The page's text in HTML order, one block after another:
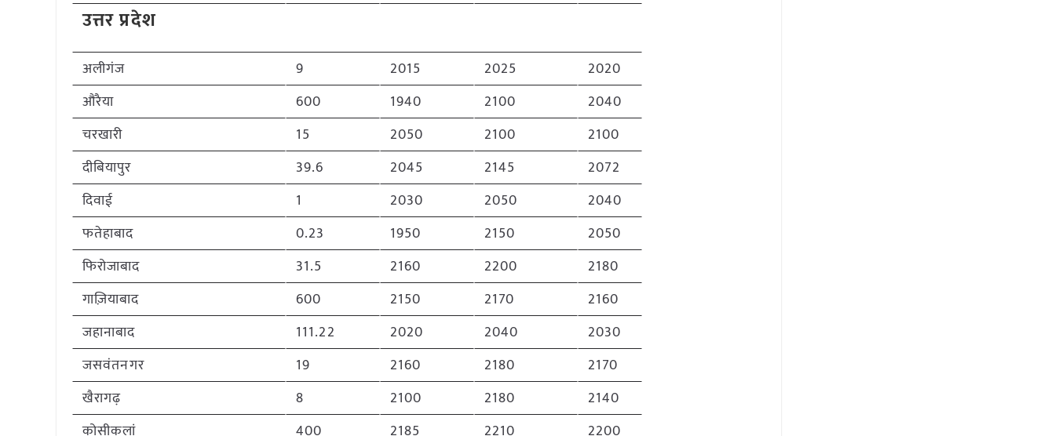
उत्तर प्रदेश
अलीगंज 9 2015 2025
2020
औरैया
600 1940 2100
2040
चरखारी
15 2050 2100
2100
दीबियापुर
39.6 2045 2145
2072
दिवाई
1 2030 2050
2040
फतेहाबाद
0.23 1950 2150
2050
फिरोजाबाद
31.5 2160 2200
2180
गाज़ियाबाद
600 2150 2170
2160
जहानाबाद
111.22 2020 2040
2030
जसवंतनगर
19 2160 2180
2170
खैरागढ़
8 2100 2180
2140
कोसीकलां
400 2185 2210 2200